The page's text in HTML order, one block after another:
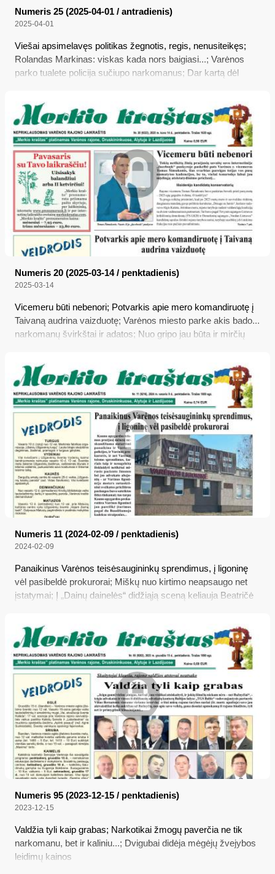
Numeris 25 (2025-04-01 / antradienis)
2025-04-01
Viešai apsimelavęs politikas žegnotis, regis, nenusiteikęs;
Rolandas Markinas: viskas kada nors baigiasi...; Varėnos
parko tualete policija sučiupo narkomanus; Dar kartą dėl
Numeris 20 (2025-03-14 / penktadienis)
2025-03-14
Vicemeru būti nebenori; Potvarkis apie mero komandiruotę į
Taivaną audrina vaizduotę; Varėnos miesto parke akis bado...
narkomanų švirkštai ir adatos; Nuo gripo jau būta ir mirčių
Numeris 11 (2024-02-09 / penktadienis)
2024-02-09
Panaikinus Varėnos teisėsaugininkų sprendimus, į ligoninę
vėl pasibeldė prokurorai; Miškų nuo kirtimo neapsaugo net
įstatymai; Į „Dainų dainelės“ didžiąją sceną keliauja Beatričė
Numeris 95 (2023-12-15 / penktadienis)
2023-12-15
Valdžia tyli kaip grabas; Narkotikai žmogų paverčia ne tik
narkomanu, bet ir kaliniu...; Dvigubai didėja mėgėjų žvejybos
leidimų kainos